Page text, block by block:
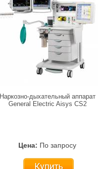
Наркозно-дыхательный аппарат
General Electric Aisуs CS2
Цена: По запросу
Купить